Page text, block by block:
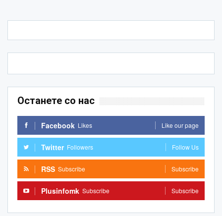
Останете со нас
Facebook Likes Like our page
Twitter Followers Follow Us
RSS Subscribe Subscribe
Plusinfomk Subscribe Subscribe